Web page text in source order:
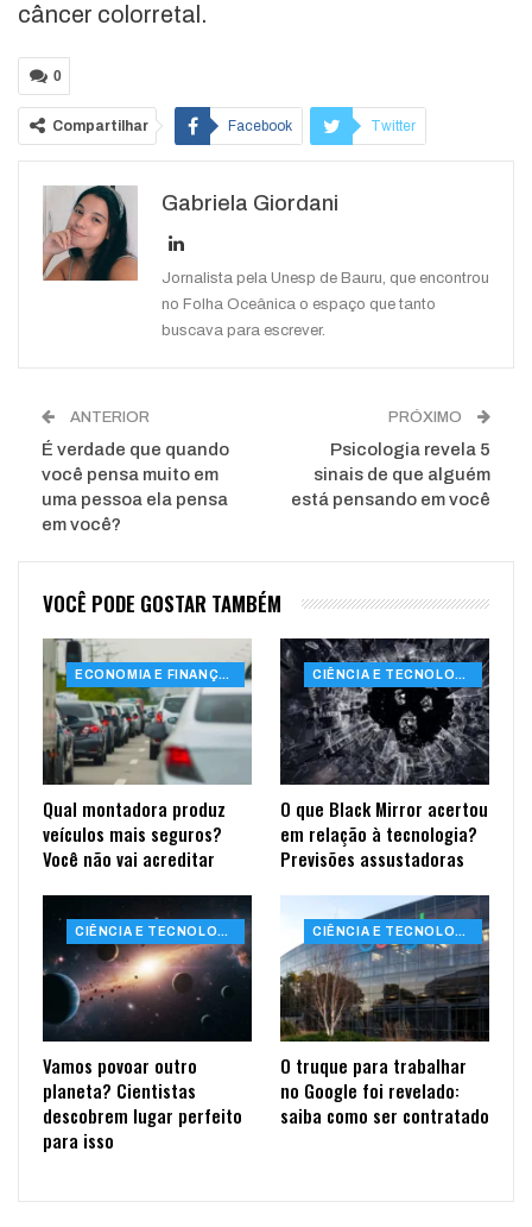
câncer colorretal.
0
Compartilhar Facebook Twitter
WhatsApp
Gabriela Giordani
Jornalista pela Unesp de Bauru, que encontrou
no Folha Oceânica o espaço que tanto
buscava para escrever.
ANTERIOR
É verdade que quando
você pensa muito em
uma pessoa ela pensa
em você?
PRÓXIMO
Psicologia revela 5
sinais de que alguém
está pensando em você
VOCÊ PODE GOSTAR TAMBÉM
ECONOMIA E FINANÇAS
Qual montadora produz
veículos mais seguros?
Você não vai acreditar
CIÊNCIA E TECNOLOGIA
O que Black Mirror acertou
em relação à tecnologia?
Previsões assustadoras
CIÊNCIA E TECNOLOGIA
Vamos povoar outro
planeta? Cientistas
descobrem lugar perfeito
para isso
CIÊNCIA E TECNOLOGIA
O truque para trabalhar
no Google foi revelado:
saiba como ser contratado